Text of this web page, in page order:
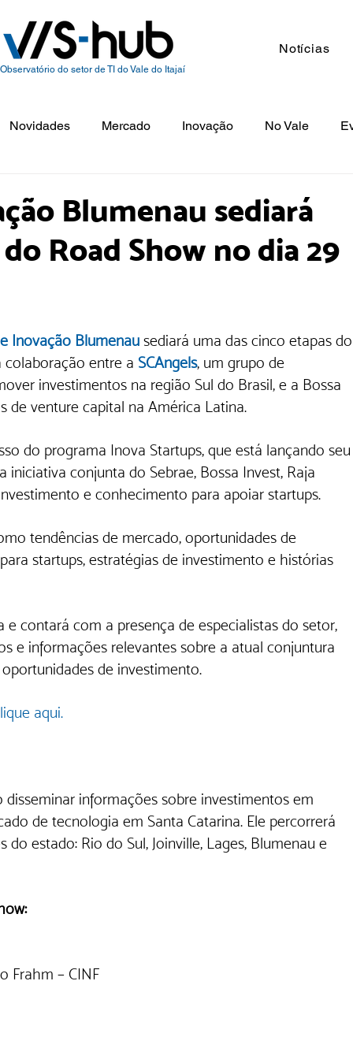
Observatório do setor de TI do Vale do Itajaí
Notícias
Novidades Mercado Inovação No Vale
Blumenau sediará
Road Show no dia 29
Inovação Blumenau sediará uma das cinco etapas
entre a SCAngels, um grupo de
investimentos na região Sul do Brasil, e a Bossa
de venture capital na América Latina.
do programa Inova Startups, que está lançando
iniciativa conjunta do Sebrae, Bossa Invest, Raja
e conhecimento para apoiar startups.
startups, estratégias de investimento e histórias
contará com a presença de especialistas do setor,
e informações relevantes sobre a atual conjuntura
de investimento.
aqui.
informações sobre investimentos em
de tecnologia em Santa Catarina. Ele percorrerá
estado: Rio do Sul, Joinville, Lages, Blumenau e
Frahm – CINF